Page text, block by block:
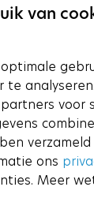
Er zijn
In de
huren als u
door de
Maar ook
of
van
te
voor
ons
Meer